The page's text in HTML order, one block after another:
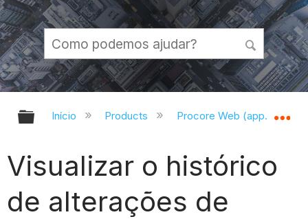
Expandir/recolher hierarquia
Início Products Procore Web
Visualizar o histórico
de alterações de